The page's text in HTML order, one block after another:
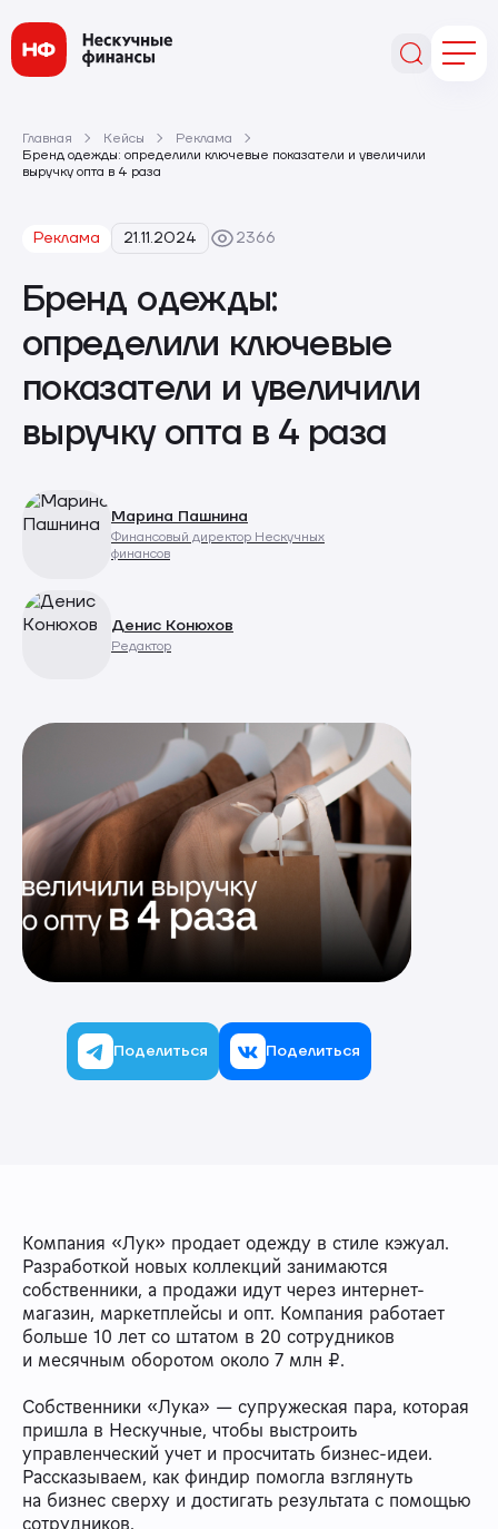
Главная Кейсы
Реклама
Бренд одежды: определили ключевые показатели и увеличили
выручку опта в 4 раза
Реклама 21.11.2024 2366
Бренд одежды:
определили ключевые
показатели и увеличили
выручку опта в 4 раза
Марина Пашнина
Финансовый директор Нескучных
финансов
Денис Конюхов
Редактор
Поделиться Поделиться
Компания «Лук» продает одежду в стиле кэжуал.
Разработкой новых коллекций занимаются
собственники, а продажи идут через интернет-
магазин, маркетплейсы и опт. Компания работает
больше 10 лет со штатом в 20 сотрудников
и месячным оборотом около 7 млн ₽.
Собственники «Лука» — супружеская пара, которая
пришла в Нескучные, чтобы выстроить
управленческий учет и просчитать бизнес-идеи.
Рассказываем, как финдир помогла взглянуть
на бизнес сверху и достигать результата с помощью
сотрудников.